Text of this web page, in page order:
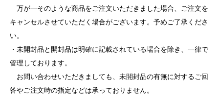
万が一そのような商品をご注文いただきました場合、ご注文を
キャンセルさせていただく場合がございます。予めご了承くださ
い。
・未開封品と開封品は明確に記載されている場合を除き、一律で
管理しております。
お問い合わせいただきましても、未開封品の有無に対するご回
答やご注文時の指定などは承っておりません。